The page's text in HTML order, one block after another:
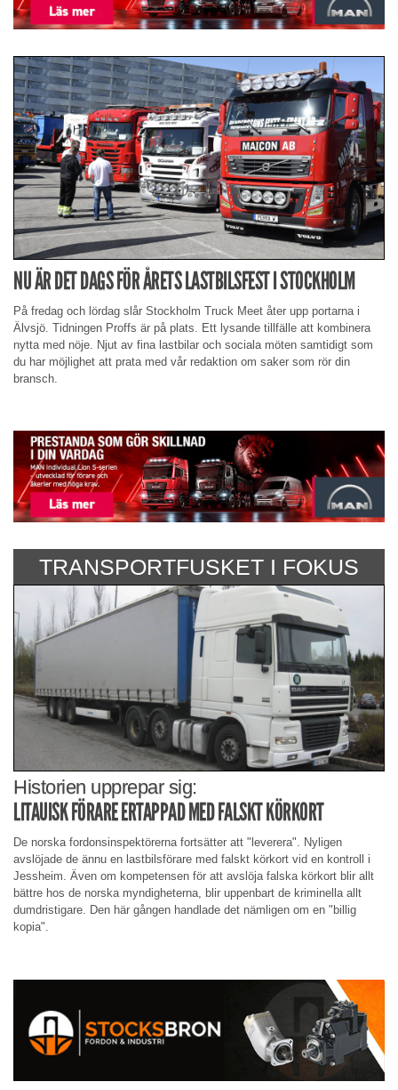
NU ÄR DET DAGS FÖR ÅRETS LASTBILSFEST I STOCKHOLM
På fredag och lördag slår Stockholm Truck Meet åter upp portarna i
Älvsjö. Tidningen Proffs är på plats. Ett lysande tillfälle att kombinera
nytta med nöje. Njut av fina lastbilar och sociala möten samtidigt som
du har möjlighet att prata med vår redaktion om saker som rör din
bransch.
TRANSPORTFUSKET I FOKUS
Historien upprepar sig:
LITAUISK FÖRARE ERTAPPAD MED FALSKT KÖRKORT
De norska fordonsinspektörerna fortsätter att "leverera". Nyligen
avslöjade de ännu en lastbilsförare med falskt körkort vid en kontroll i
Jessheim. Även om kompetensen för att avslöja falska körkort blir allt
bättre hos de norska myndigheterna, blir uppenbart de kriminella allt
dumdristigare. Den här gången handlade det nämligen om en "billig
kopia".